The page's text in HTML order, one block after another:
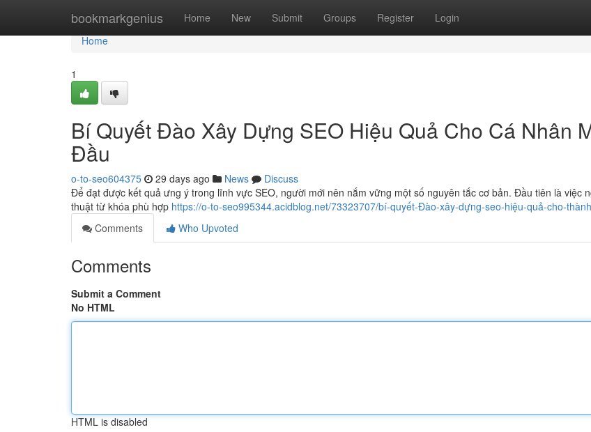
bookmarkgenius Home New Submit Groups Register Login
Home
Home
1
Bí Quyết Đào Xây Dựng SEO Hiệu Quả Cho Cá Nhân
Đầu
o-to-seo604375 29 days ago News
Discuss
Để đạt được kết quả ưng ý trong lĩnh vực SEO, người mới nên nắm vững một số nguyên tắc cơ bản. Đầu tiên là việc
thuật từ khóa phù hợp https://o-to-seo995344.acidblog.net/73323707/bí-quyết-Đào-xây-dựng-seo-hiệu-quả-cho-
Comments
Who Upvoted
Comments
Submit a Comment
No HTML
HTML is disabled